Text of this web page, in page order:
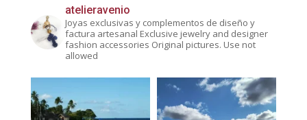
atelieravenio
Joyas exclusivas y complementos de diseño y
factura artesanal Exclusive jewelry and designer
fashion accessories Original pictures. Use not
allowed